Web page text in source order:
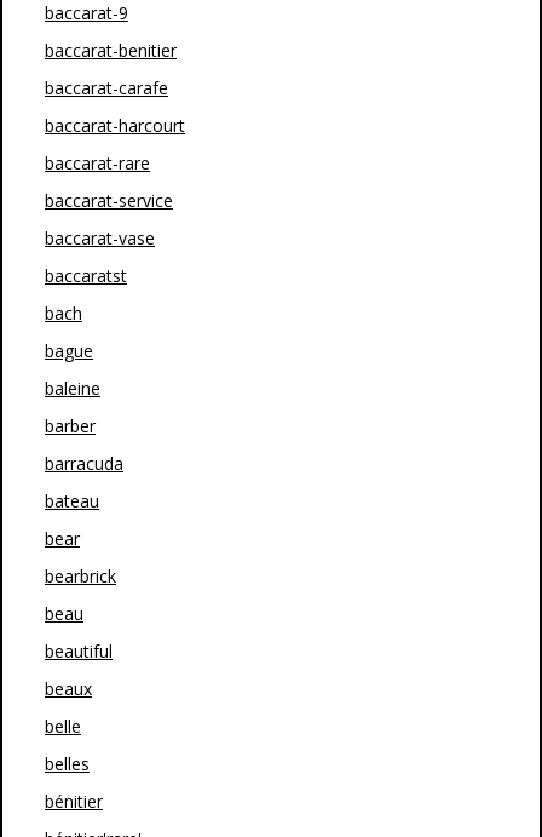
baccarat-9
baccarat-benitier
baccarat-carafe
baccarat-harcourt
baccarat-rare
baccarat-service
baccarat-vase
baccaratst
bach
bague
baleine
barber
barracuda
bateau
bear
bearbrick
beau
beautiful
beaux
belle
belles
bénitier